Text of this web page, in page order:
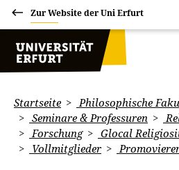
Zur Website der Uni Erfurt
Startseite
Philosophische
Seminare & Professuren
Forschung
Glocal
Vollmitglieder